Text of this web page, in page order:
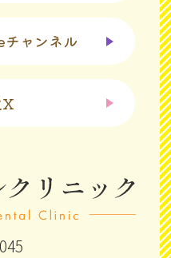
アライン・テク
ノロジー社のグ
ャンネル
X